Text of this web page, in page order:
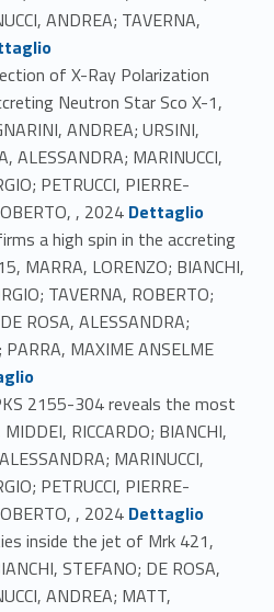
ANDREA; TAVERNA,
of X-Ray Polarization
Neutron Star Sco X-1,
ANDREA; URSINI,
ALESSANDRA; MARINUCCI,
PETRUCCI, PIERRE-
, 2024 Link identifier #identifier_person_91502-46
Dettaglio
a high spin in the accreting
MARRA, LORENZO; BIANCHI,
TAVERNA, ROBERTO;
ROSA, ALESSANDRA;
PARRA, MAXIME ANSELME
2155-304 reveals the most
RICCARDO; BIANCHI,
MARINUCCI,
PETRUCCI, PIERRE-
, 2024 Link identifier #identifier_person_194210-48
Dettaglio
inside the jet of Mrk 421,
STEFANO; DE ROSA,
ANDREA; MATT,